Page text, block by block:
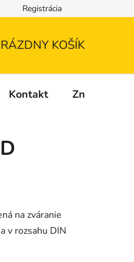
Registrácia
KOŠÍK
Kontakt Značky
na zváranie
v rozsahu DIN